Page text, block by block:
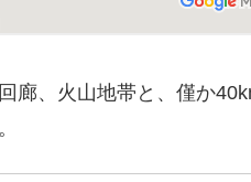
廊、火山地帯と、僅か